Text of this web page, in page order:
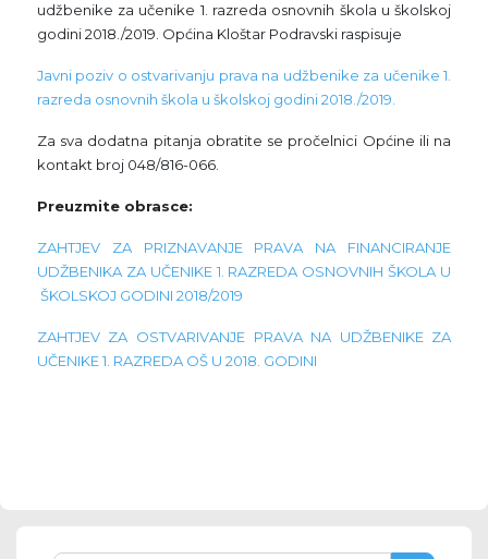
udžbenike za učenike 1. razreda osnovnih škola u školskoj
godini 2018./2019. Općina Kloštar Podravski raspisuje
Javni poziv o ostvarivanju prava na udžbenike za učenike 1.
razreda osnovnih škola u školskoj godini 2018./2019.
Za sva dodatna pitanja obratite se pročelnici Općine ili na
kontakt broj 048/816-066.
Preuzmite obrasce:
ZAHTJEV ZA PRIZNAVANJE PRAVA NA FINANCIRANJE
UDŽBENIKA ZA UČENIKE 1. RAZREDA OSNOVNIH ŠKOLA U
ŠKOLSKOJ GODINI 2018/2019
ZAHTJEV ZA OSTVARIVANJE PRAVA NA UDŽBENIKE ZA
UČENIKE 1. RAZREDA OŠ U 2018. GODINI